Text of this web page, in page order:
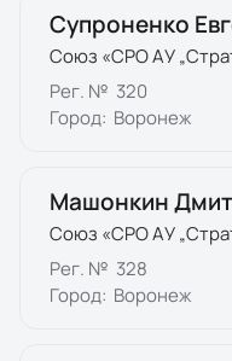
Супроненко
Союз «СРО АУ
Рег. № 320
Город: Воронеж
Машонкин
Союз «СРО АУ
Рег. № 328
Город: Воронеж